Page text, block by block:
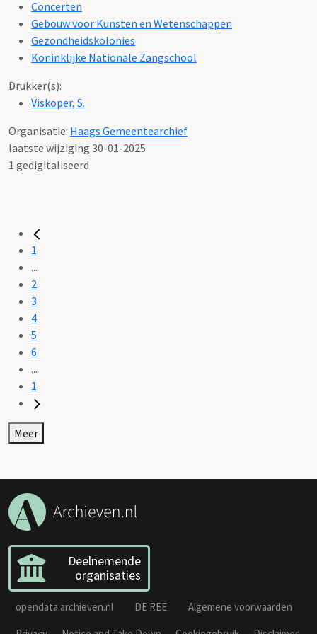
Concerten
Gebouw voor Kunsten en Wetenschappen
Gezondheidskolonies
Koninklijke Nationale Zangschool
Drukker(s):
Viskoper, S.
Organisatie: Haags Gemeentearchief
laatste wijziging 30-01-2025
1 gedigitaliseerd
1
...
2
3
4
5
6
...
1
Meer
Deelnemende
organisaties
opendata.archieven.nl DE REE
Algemene voorwaarden